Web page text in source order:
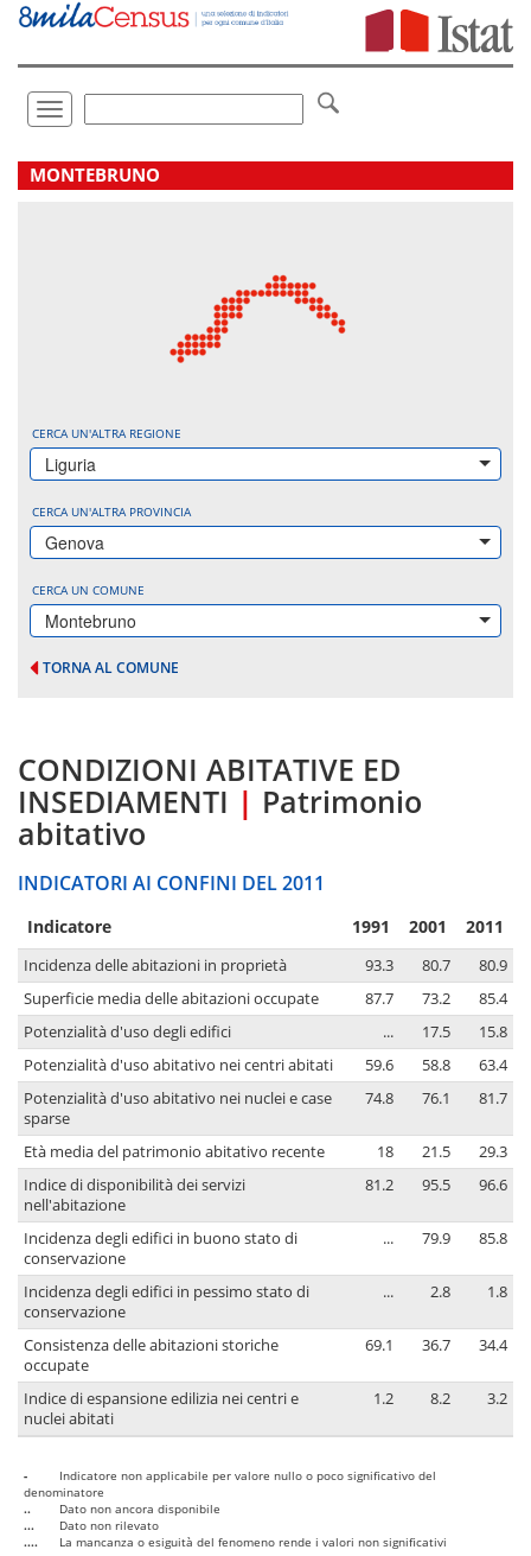
Vai
direttamente
Toggle
navigation
.
MONTEBRUNO
CERCA UN'ALTRA REGIONE
Liguria
CERCA UN'ALTRA PROVINCIA
Genova
CERCA UN COMUNE
Montebruno
TORNA AL COMUNE
CONDIZIONI ABITATIVE ED
INSEDIAMENTI | Patrimonio
abitativo
INDICATORI AI CONFINI DEL 2011
Indicatore 1991 2001 2011
Incidenza delle abitazioni in proprietà 93.3 80.7
80.9
Superficie media delle abitazioni occupate
87.7 73.2
85.4
Potenzialità d'uso degli edifici
... 17.5
15.8
Potenzialità d'uso abitativo nei centri abitati
59.6 58.8
63.4
Potenzialità d'uso abitativo nei nuclei e case
sparse
74.8 76.1 81.7
Età media del patrimonio abitativo recente 18 21.5
29.3
Indice di disponibilità dei servizi
nell'abitazione
81.2 95.5 96.6
Incidenza degli edifici in buono stato di
conservazione
... 79.9 85.8
Incidenza degli edifici in pessimo stato di
conservazione
... 2.8 1.8
Consistenza delle abitazioni storiche
occupate
69.1 36.7 34.4
Indice di espansione edilizia nei centri e
nuclei abitati
1.2 8.2 3.2
-
Indicatore non applicabile per valore nullo o poco significativo del
denominatore
..
Dato non ancora disponibile
...
Dato non rilevato
....
La mancanza o esiguità del fenomeno rende i valori non significativi